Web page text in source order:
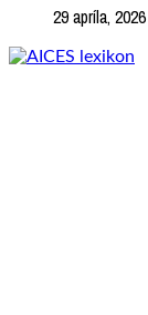
29 apríla, 2026